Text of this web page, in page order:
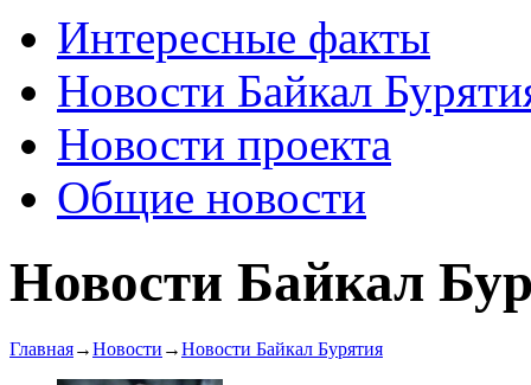
Интересные факты
Новости Байкал
Новости проекта
Общие новости
Новости Байкал
Главная→Новости →Новости Байкал Бурятия